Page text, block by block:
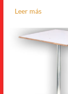
Leer más